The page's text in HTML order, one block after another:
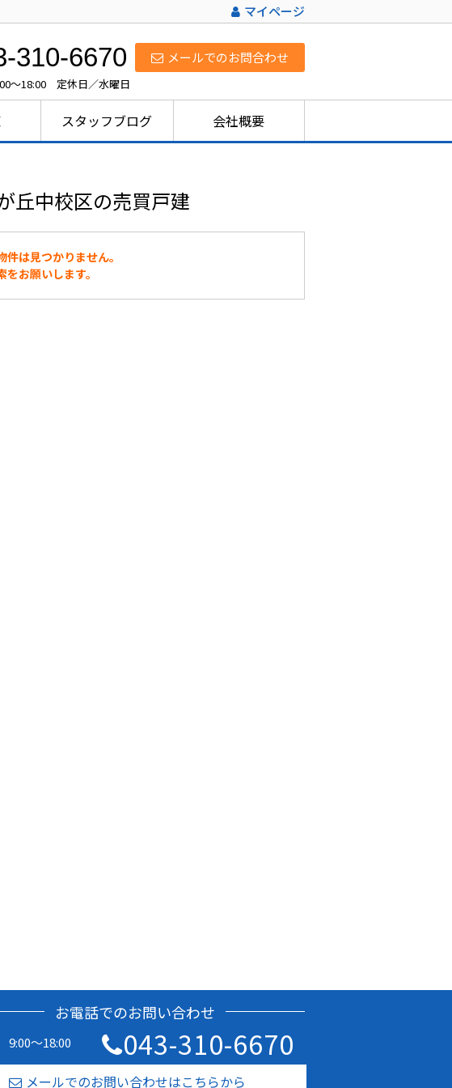
マイページ
メールでのお問合わせ
310-6670
～18:00 定休日／水曜日
スタッフブログ 会社概要
丘中校区の売買戸建
は見つかりません。
お願いします。
お電話でのお問い合わせ
～18:00 043-310-6670
メールでのお問い合わせはこちらから